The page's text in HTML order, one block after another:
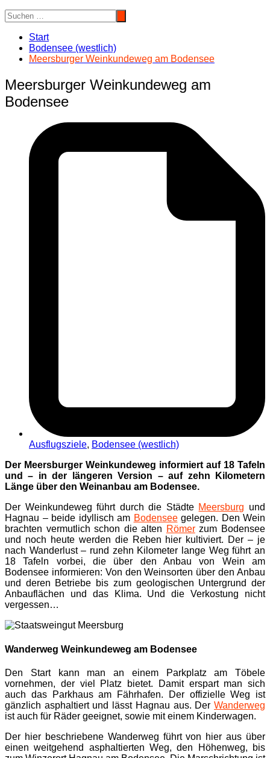
Start
Bodensee (westlich)
Meersburger Weinkundeweg am Bodensee
Meersburger Weinkundeweg am
Bodensee
Ausflugsziele, Bodensee (westlich)
Der Meersburger Weinkundeweg informiert auf 18 Tafeln
und – in der längeren Version – auf zehn Kilometern
Länge über den Weinanbau am Bodensee.
Der Weinkundeweg führt durch die Städte Meersburg und
Hagnau – beide idyllisch am Bodenseegelegen. Den Wein
brachten vermutlich schon die alten Römerzum Bodensee
und noch heute werden die Reben hier kultiviert. Der – je
nach Wanderlust – rund zehn Kilometer lange Weg führt an
18 Tafeln vorbei, die über den Anbau von Wein am
Bodensee informieren: Von den Weinsorten über den Anbau
und deren Betriebe bis zum geologischen Untergrund der
Anbauflächen und das Klima. Und die Verkostung nicht
vergessen…
Wanderweg Weinkundeweg am Bodensee
Den Start kann man an einem Parkplatz am Töbele
vornehmen, der viel Platz bietet. Damit erspart man sich
auch das Parkhaus am Fährhafen. Der offizielle Weg ist
gänzlich asphaltiert und lässt Hagnau aus. Der Wanderweg
ist auch für Räder geeignet, sowie mit einem Kinderwagen.
Der hier beschriebene Wanderweg führt von hier aus über
einen weitgehend asphaltierten Weg, den Höhenweg, bis